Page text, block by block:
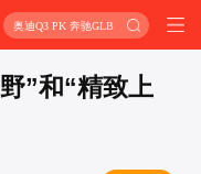
奥迪Q3 PK 奔驰GLB
”和“精致上